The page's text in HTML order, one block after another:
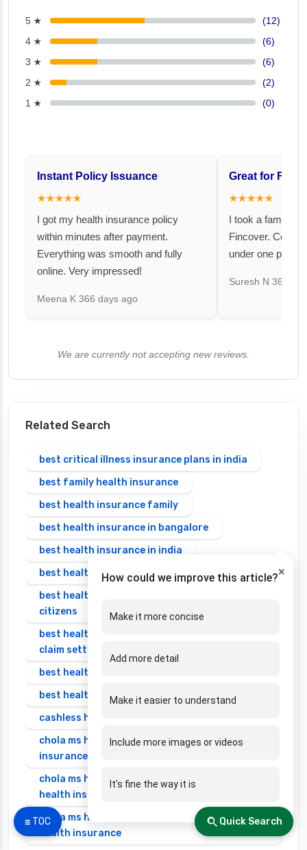
☰ TOC
5 ★
(12)
4 ★
(6)
3 ★
(6)
2 ★
(2)
1 ★
(0)
Instant Policy Issuance
★★★★★
I got my health insurance policy
within minutes after payment.
Everything was smooth and fully
online. Very impressed!
Meena K 366 days ago
Great for
★★★★★
I took a family
Fincover.
under one
Suresh N 367
We are currently not accepting new reviews.
Related Search
best critical illness insurance plans in india
best family health insurance
best health insurance family
best health insurance in bangalore
best health insurance in india
best health insurance in india 2025 for family
best health insurance in india for senior
citizens
best health insurance in india with highest
claim settlement ratio
best health insurance individual
best health insurance senior citizen
cashless health insurance
chola ms health insurance vs cignattk health
insurance
chola ms health insurance vs edelweiss general
health insurance
chola ms health insurance vs future generali
health insurance
×
How could we improve this article?
Make it more concise
Add more detail
Make it easier to understand
Include more images or videos
It's fine the way it is
Quick Search